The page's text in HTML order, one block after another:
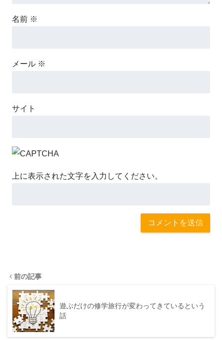
名前 ※
メール ※
サイト
上に表示された文字を入力してください。
前の記事
遊ぶだけの修学旅行が変わってきているという
話